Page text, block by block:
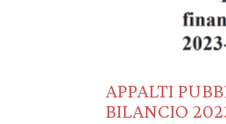
APPALTI
BILANCIO